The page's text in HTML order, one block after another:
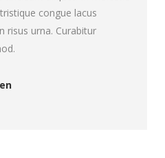
congue lacus
risus urna. Curabitur